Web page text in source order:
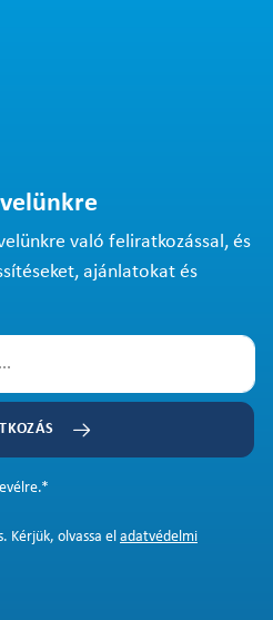
való feliratkozással, és
ajánlatokat és
*
Kérjük, olvassa el adatvédelmi